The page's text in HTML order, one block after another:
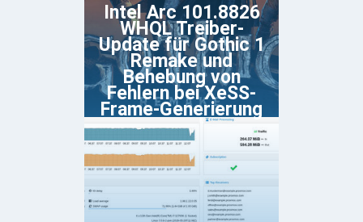
Intel Arc 101.8826
WHQL Treiber-
Update für Gothic 1
Remake und
Behebung von
Fehlern bei XeSS-
Frame-Generierung